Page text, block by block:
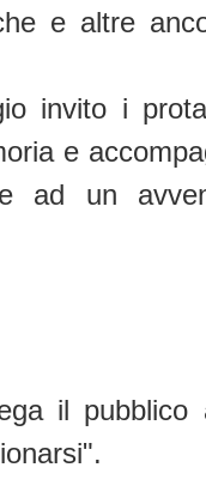
e altre
invito i
e
ad un
il pubblico